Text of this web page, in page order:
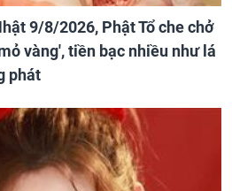
9/8/2026, Phật Tổ che chở
vàng', tiền bạc nhiều như lá
phát